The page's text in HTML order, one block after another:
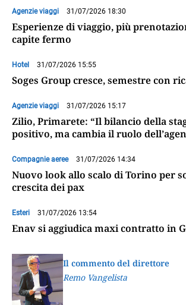
Agenzie viaggi 31/07/2026 18:30
Esperienze di viaggio, più
capite fermo
Hotel 31/07/2026 15:55
Soges Group cresce, semestre con
Agenzie viaggi 31/07/2026 15:17
Zilio, Primarete: “Il bilancio della
positivo, ma cambia il ruolo
Compagnie aeree 31/07/2026 14:34
Nuovo look allo scalo di Torino per
crescita dei pax
Esteri 31/07/2026 13:54
Enav si aggiudica maxi contratto in
Il commento del direttore
Remo Vangelista